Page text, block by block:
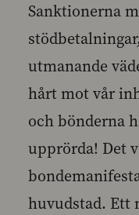
Sanktionerna
utmanande
hårt mot vår
och bönderna
upprörda! Det
huvudstad. Ett